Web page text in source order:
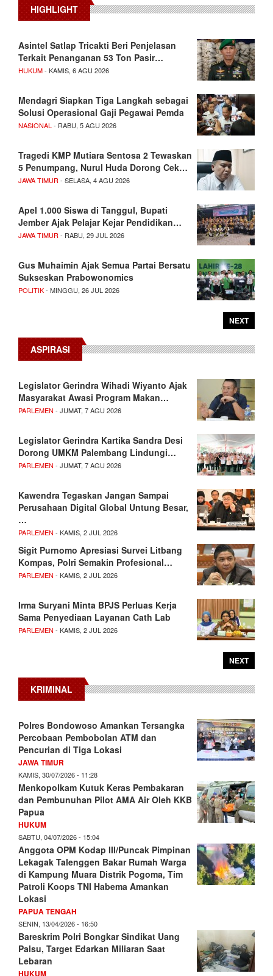
HIGHLIGHT
Asintel Satlap Tricakti Beri Penjelasan
Terkait Penanganan 53 Ton Pasir…
HUKUM- KAMIS, 6 AGU 2026
Mendagri Siapkan Tiga Langkah sebagai
Solusi Operasional Gaji Pegawai Pemda
NASIONAL - RABU, 5 AGU 2026
Tragedi KMP Mutiara Sentosa 2 Tewaskan
5 Penumpang, Nurul Huda Dorong Cek…
JAWA TIMUR - SELASA, 4 AGU 2026
Apel 1.000 Siswa di Tanggul, Bupati
Jember Ajak Pelajar Kejar Pendidikan…
JAWA TIMUR - RABU, 29 JUL 2026
Gus Muhaimin Ajak Semua Partai Bersatu
Sukseskan Prabowonomics
POLITIK- MINGGU, 26 JUL 2026
NEXT
ASPIRASI
Legislator Gerindra Wihadi Wiyanto Ajak
Masyarakat Awasi Program Makan…
PARLEMEN - JUMAT, 7 AGU 2026
Legislator Gerindra Kartika Sandra Desi
Dorong UMKM Palembang Lindungi…
PARLEMEN - JUMAT, 7 AGU 2026
Kawendra Tegaskan Jangan Sampai
Perusahaan Digital Global Untung Besar,
…
PARLEMEN - KAMIS, 2 JUL 2026
Sigit Purnomo Apresiasi Survei Litbang
Kompas, Polri Semakin Profesional…
PARLEMEN - KAMIS, 2 JUL 2026
Irma Suryani Minta BPJS Perluas Kerja
Sama Penyediaan Layanan Cath Lab
PARLEMEN - KAMIS, 2 JUL 2026
NEXT
KRIMINAL
Polres Bondowoso Amankan Tersangka
Percobaan Pembobolan ATM dan
Pencurian di Tiga Lokasi
JAWA TIMUR
KAMIS, 30/07/2026 - 11:28
Menkopolkam Kutuk Keras Pembakaran
dan Pembunuhan Pilot AMA Air Oleh KKB
Papua
HUKUM
SABTU, 04/07/2026 - 15:04
Anggota OPM Kodap III/Puncak Pimpinan
Lekagak Talenggen Bakar Rumah Warga
di Kampung Muara Distrik Pogoma, Tim
Patroli Koops TNI Habema Amankan
Lokasi
PAPUA TENGAH
SENIN, 13/04/2026 - 16:50
Bareskrim Polri Bongkar Sindikat Uang
Palsu, Target Edarkan Miliaran Saat
Lebaran
HUKUM